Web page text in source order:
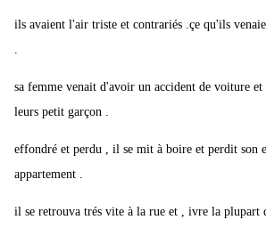
ils avaient l'air triste et contrariés .çe qu'ils
sa femme venait d'avoir un accident de voiture et
leurs petit garçon .
effondré et perdu , il se mit à boire et perdit son
appartement .
il se retrouva trés vite à la rue et , ivre la plupart